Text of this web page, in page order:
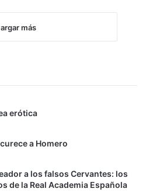
más
erótica
a Homero
a los falsos Cervantes: los
de la Real Academia Española